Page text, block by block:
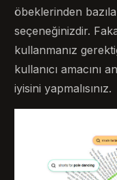
öbeklerinden
seçeneğinizdir.
kullanmanız
kullanıcı amacını
iyisini yapmalısınız.